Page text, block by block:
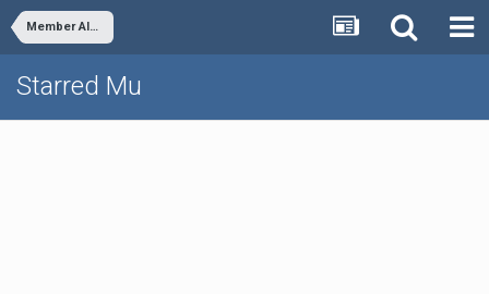
Member Albums
Starred Mu